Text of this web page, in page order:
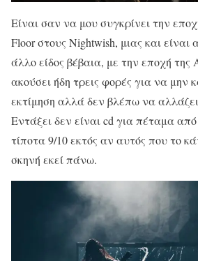
Είναι σαν να μου συγκρίνει την
Floor στους Nightwish, μιας και είναι
άλλο είδος βέβαια, με την εποχή
ακούσει ήδη τρεις φορές για να μην
εκτίμηση αλλά δεν βλέπω να
Εντάξει δεν είναι cd για πέταμα
τίποτα 9/10 εκτός αν αυτός που το
σκηνή εκεί πάνω.